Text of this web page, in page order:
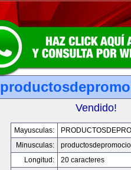
Vendido!
Mayusculas:
Minusculas:
Longitud:
20 caracteres